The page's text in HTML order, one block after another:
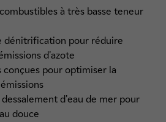
à très basse teneur
dénitrification pour réduire
d'azote
conçues pour optimiser la
d'eau de mer pour
douce